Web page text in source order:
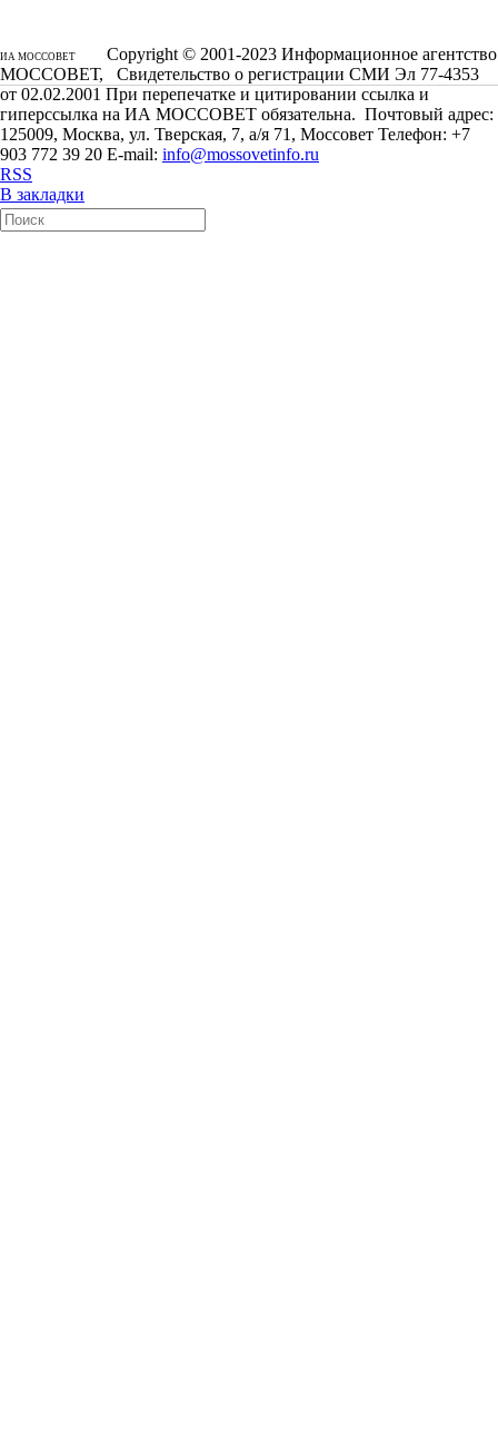
ИА МОССОВЕТ
Copyright © 2001-2023 Информационное агентство
МОССОВЕТ, Свидетельство о регистрации СМИ Эл 77-4353
от 02.02.2001 При перепечатке и цитировании ссылка и
гиперссылка на ИА МОССОВЕТ обязательна. Почтовый адрес:
125009, Москва, ул. Тверская, 7, а/я 71, Моссовет Телефон: +7
903 772 39 20 E-mail: info@mossovetinfo.ru
RSS
В закладки